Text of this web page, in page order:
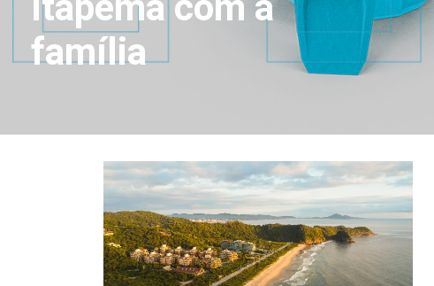
família